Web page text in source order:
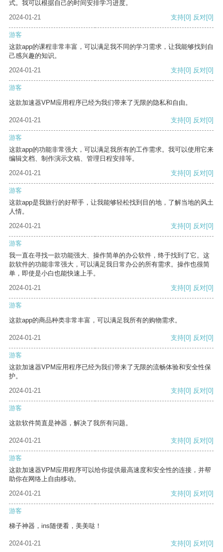
式。我可以根据自己的时间安排学习进度。
2024-01-21
支持[0] 反对[0]
游客
这款app的课程非常丰富，可以满足我不同的学习需求，让我能够找到自
己感兴趣的知识。
2024-01-21
支持[0] 反对[0]
游客
这款加速器VPM应用程序已经为我们带来了无限的隐私和自由。
2024-01-21 支持[0] 反对[0]
游客
这款app的功能非常强大，可以满足我所有的工作需求。我可以使用它来
编辑文档、制作演示文稿、管理日程安排等。
2024-01-21
支持[0] 反对[0]
游客
这款app是我旅行的好帮手，让我能够轻松找到目的地，了解当地的风土
人情。
2024-01-21
支持[0] 反对[0]
游客
我一直在寻找一款功能强大、操作简单的办公软件，终于找到了它。这
款软件的功能非常强大，可以满足我日常办公的所有需求。操作也很简
单，即使是小白也能快速上手。
2024-01-21
支持[0] 反对[0]
游客
这款app的商品种类非常丰富，可以满足我所有的购物需求。
2024-01-21 支持[0] 反对[0]
游客
这款加速器VPM应用程序已经为我们带来了无限的流畅体验和安全性保
护。
2024-01-21
支持[0] 反对[0]
游客
这款软件简直是神器，解决了我所有问题。
2024-01-21 支持[0] 反对[0]
游客
这款加速器VPM应用程序可以给你提供最高速度和安全性的连接，并帮
助你在网络上自由移动。
2024-01-21
支持[0] 反对[0]
游客
梯子神器，ins随便看，美美哒！
2024-01-21 支持[0] 反对[0]